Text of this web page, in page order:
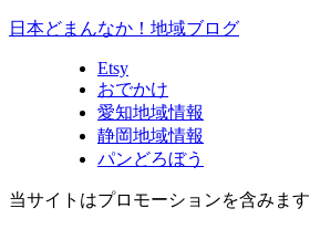
日本どまんなか！地域ブログ
Etsy
おでかけ
愛知地域情報
静岡地域情報
パンどろぼう
当サイトはプロモーションを含みます